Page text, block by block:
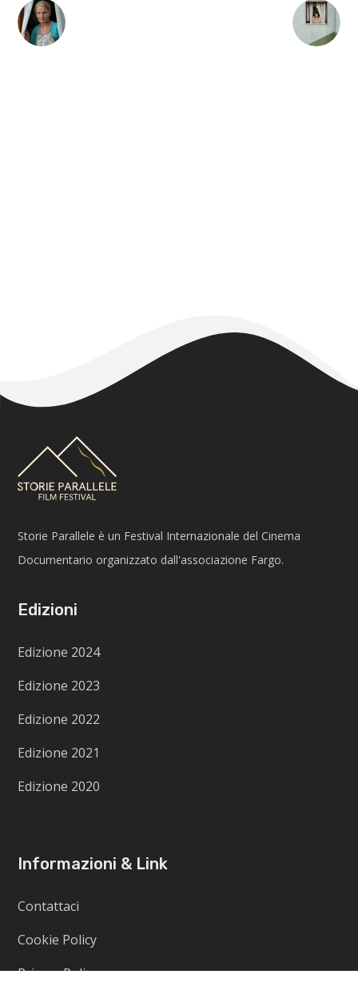
Storie Parallele è un Festival Internazionale del Cinema
Documentario organizzato dall'associazione Fargo.
Edizioni
Edizione 2024
Edizione 2023
Edizione 2022
Edizione 2021
Edizione 2020
Informazioni & Link
Contattaci
Cookie Policy
Privacy Policy